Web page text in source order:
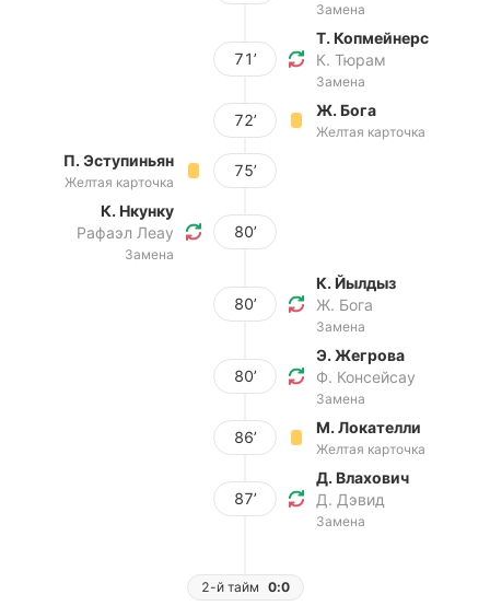
Замена
71’
Т. Копмейнерс
К. Тюрам
Замена
72’
Ж. Бога
Желтая карточка
П. Эступиньян
Желтая карточка
75’
К. Нкунку
Рафаэл Леау
Замена
80’
80’
К. Йылдыз
Ж. Бога
Замена
80’
Э. Жегрова
Ф. Консейсау
Замена
86’
М. Локателли
Желтая карточка
87’
Д. Влахович
Д. Дэвид
Замена
2-й тайм 0:0